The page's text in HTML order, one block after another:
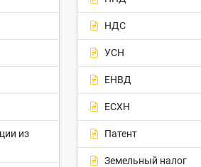
из
НДС
УСН
ЕНВД
ЕСХН
Патент
Земельный налог